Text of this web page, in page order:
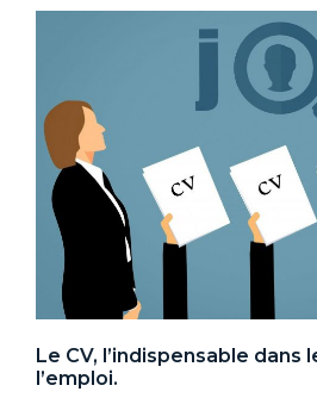
Le CV, l’indispensable dans
l’emploi.